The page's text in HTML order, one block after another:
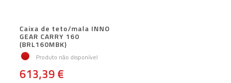
Caixa de teto/mala INNO
GEAR CARRY 160
(BRL160MBK)
Produto não disponível
613,39 €